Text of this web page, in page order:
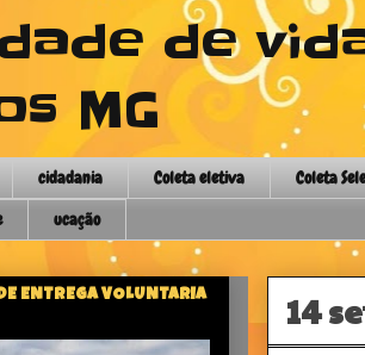
de
MG
cidadania Coleta eletiva
Coleta
ucação
14
ENTREGA VOLUNTARIA